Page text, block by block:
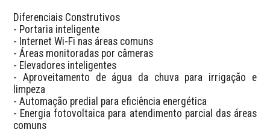
Diferenciais Construtivos
- Portaria inteligente
- Internet Wi-Fi nas áreas comuns
- Áreas monitoradas por câmeras
- Elevadores inteligentes
- Aproveitamento de água da chuva para irrigação e
limpeza
- Automação predial para eficiência energética
- Energia fotovoltaica para atendimento parcial das áreas
comuns